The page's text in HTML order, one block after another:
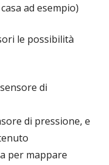
ad esempio)
le possibilità
di
di pressione, e
per mappare